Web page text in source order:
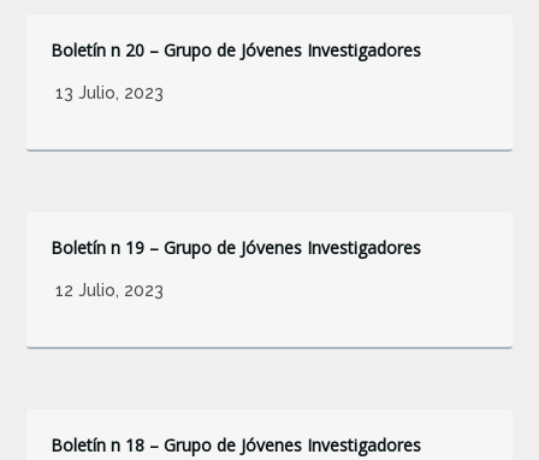
Boletín n 20 – Grupo de Jóvenes Investigadores
13 Julio, 2023
Boletín n 19 – Grupo de Jóvenes Investigadores
12 Julio, 2023
Boletín n 18 – Grupo de Jóvenes Investigadores